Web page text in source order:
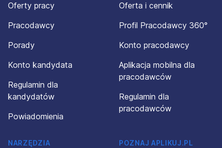
Oferty pracy
Pracodawcy
Porady
Konto kandydata
Regulamin dla
kandydatów
Powiadomienia
Oferta i cennik
Profil Pracodawcy 360°
Konto pracodawcy
Aplikacja mobilna dla
pracodawców
Regulamin dla
pracodawców
NARZĘDZIA
POZNAJ APLIKUJ.PL